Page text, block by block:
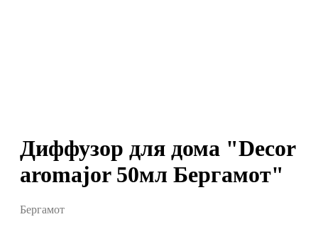
Диффузор для дома "Decor
aromajor 50мл Бергамот"
Бергамот